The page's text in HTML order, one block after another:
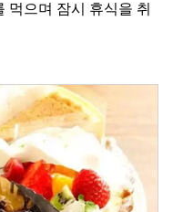
먹으며 잠시 휴식을 취